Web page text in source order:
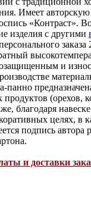
Имеет
«Контраст».
изделия с другими
и
панно
(орехов,
благодаря
целях, в
подпись автора
и доставки